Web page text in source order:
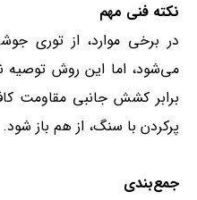
نکته فنی مهم
در برخی موارد، از توری
می‌شود، اما این روش توصیه
برابر کشش جانبی مقاومت
پرکردن با سنگ، از هم باز شود.
جمع‌بندی